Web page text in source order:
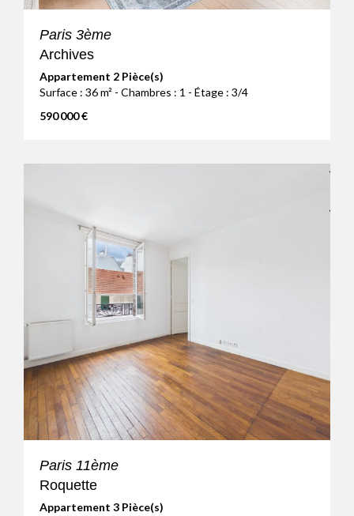
Paris 3ème
Archives
Appartement 2 Pièce(s)
Surface : 36 m² - Chambres : 1 - Étage : 3/4
590 000 €
Paris 11ème
Roquette
Appartement 3 Pièce(s)